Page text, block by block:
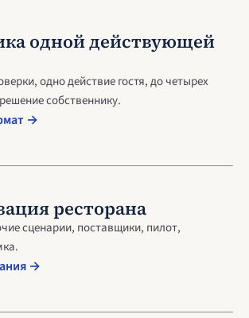
одной действующей
одно действие гостя, до четырех
собственнику.
→
ресторана
сценарии, поставщики, пилот,
→